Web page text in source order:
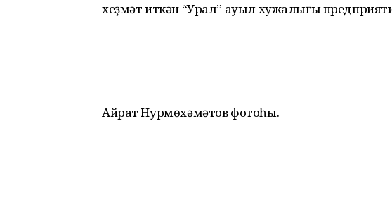
хеҙмәт иткән “Урал” ауыл хужалығы
Айрат Нурмөхәмәтов фотоһы.